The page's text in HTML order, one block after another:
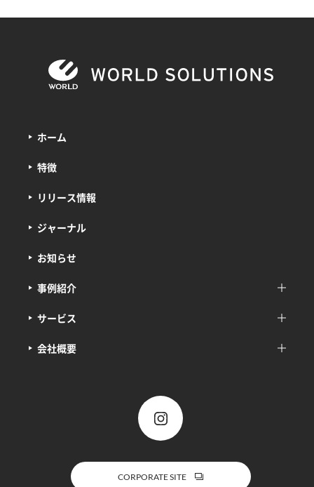
ホーム
特徴
サービス
事例紹介
会社概要
リリース情報
ジャーナル
お知らせ
CORPORATE SITE